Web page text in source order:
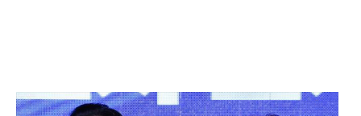
담을 수 있게 됐다. 탁 트인 시야 확보로 인해 낙조의 몰입감은 한층 깊어졌
으며, 이는 곧 통영을 찾는 관광객들에게 차별화된 시각적 경험을 제공하